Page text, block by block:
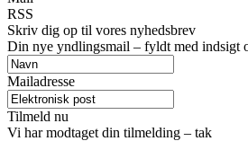
RSS
Skriv dig op til vores nyhedsbrev
Din nye yndlingsmail – fyldt med indsigt
Mailadresse
Tilmeld nu
Vi har modtaget din tilmelding – tak